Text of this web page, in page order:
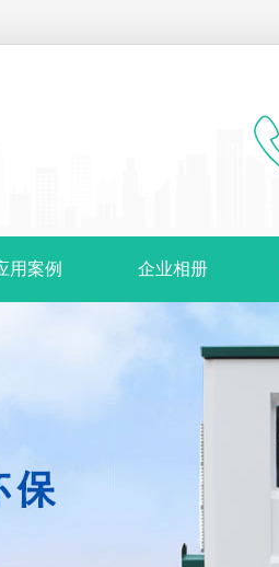
用案例 企业相册